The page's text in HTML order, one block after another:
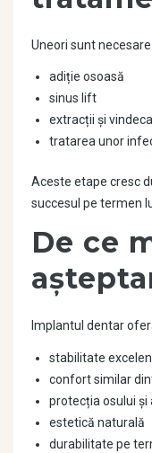
Uneori sunt
adiție osoasă
sinus lift
extracții și
tratarea unor
Aceste etape cresc
succesul pe termen
De ce
Implantul dentar
stabilitate
confort similar
protecția osului și
estetică naturală
durabilitate pe